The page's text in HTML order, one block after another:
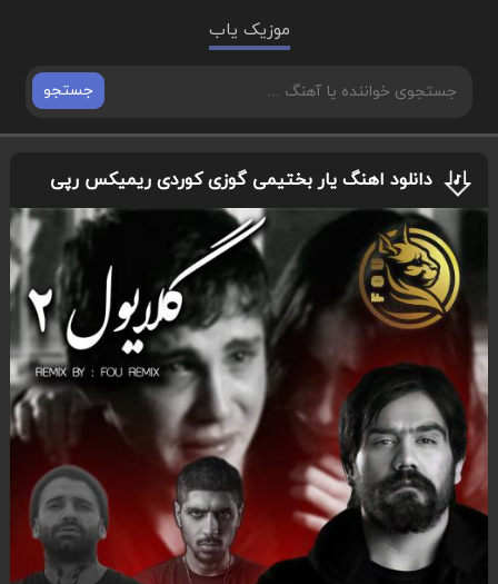
موزیک یاب
جستجو
دانلود اهنگ یار بختیمی گوزی کوردی ریمیکس رپی